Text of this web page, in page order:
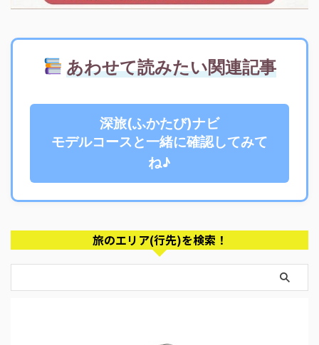
あわせて読みたい関連記事
深旅(ふかたび)ナビ
モデルコースと一緒に確認してみて
ね♪
旅のエリア(行先)を検索！